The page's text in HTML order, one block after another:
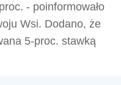
- poinformowało
Wsi. Dodano, że
5-proc. stawką